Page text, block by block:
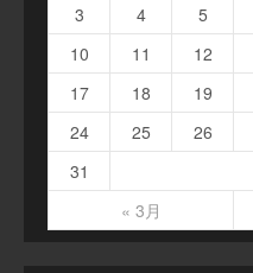
« 3月
3
4 5
10
11 12
17
18 19
24
25 26
31